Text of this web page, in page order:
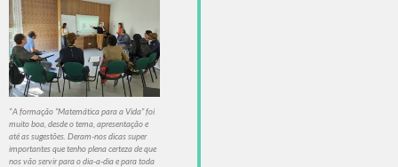
“A formação “Matemática para a Vida” foi
muito boa, desde o tema, apresentação e
até as sugestões. Deram-nos dicas super
importantes que tenho plena certeza de que
nos vão servir para o dia-a-dia e para toda